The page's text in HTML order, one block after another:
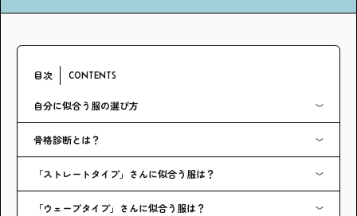
目次 CONTENTS
自分に似合う服の選び方
骨格診断とは？
「ストレートタイプ」さんに似合う服は？
「ウェーブタイプ」さんに似合う服は？